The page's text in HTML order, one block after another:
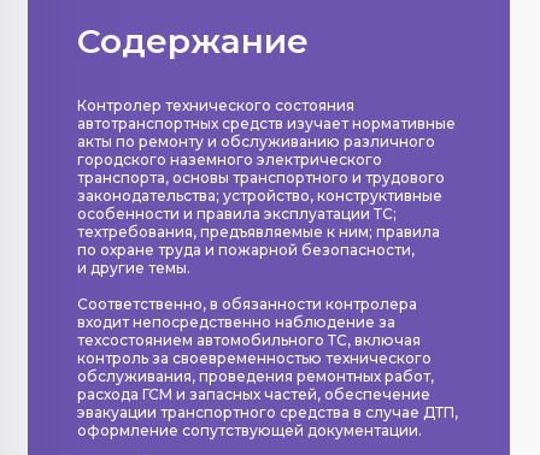
Содержание
Контролер технического состояния
автотранспортных средств изучает нормативные
акты по ремонту и обслуживанию различного
городского наземного электрического
транспорта, основы транспортного и трудового
законодательства; устройство, конструктивные
особенности и правила эксплуатации ТС;
техтребования, предъявляемые к ним; правила
по охране труда и пожарной безопасности,
и другие темы.
Соответственно, в обязанности контролера
входит непосредственно наблюдение за
техсостоянием автомобильного ТС, включая
контроль за своевременностью технического
обслуживания, проведения ремонтных работ,
расхода ГСМ и запасных частей, обеспечение
эвакуации транспортного средства в случае ДТП,
оформление сопутствующей документации.